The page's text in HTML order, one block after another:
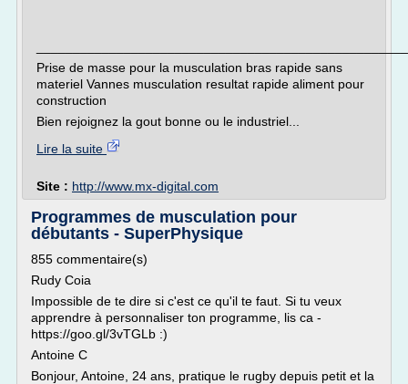
Prise de masse pour la musculation bras rapide sans
materiel Vannes musculation resultat rapide aliment pour
construction
Bien rejoignez la gout bonne ou le industriel...
Lire la suite
Site : http://www.mx-digital.com
Programmes de musculation pour
débutants - SuperPhysique
855 commentaire(s)
Rudy Coia
Impossible de te dire si c'est ce qu'il te faut. Si tu veux
apprendre à personnaliser ton programme, lis ca -
https://goo.gl/3vTGLb :)
Antoine C
Bonjour, Antoine, 24 ans, pratique le rugby depuis petit et la